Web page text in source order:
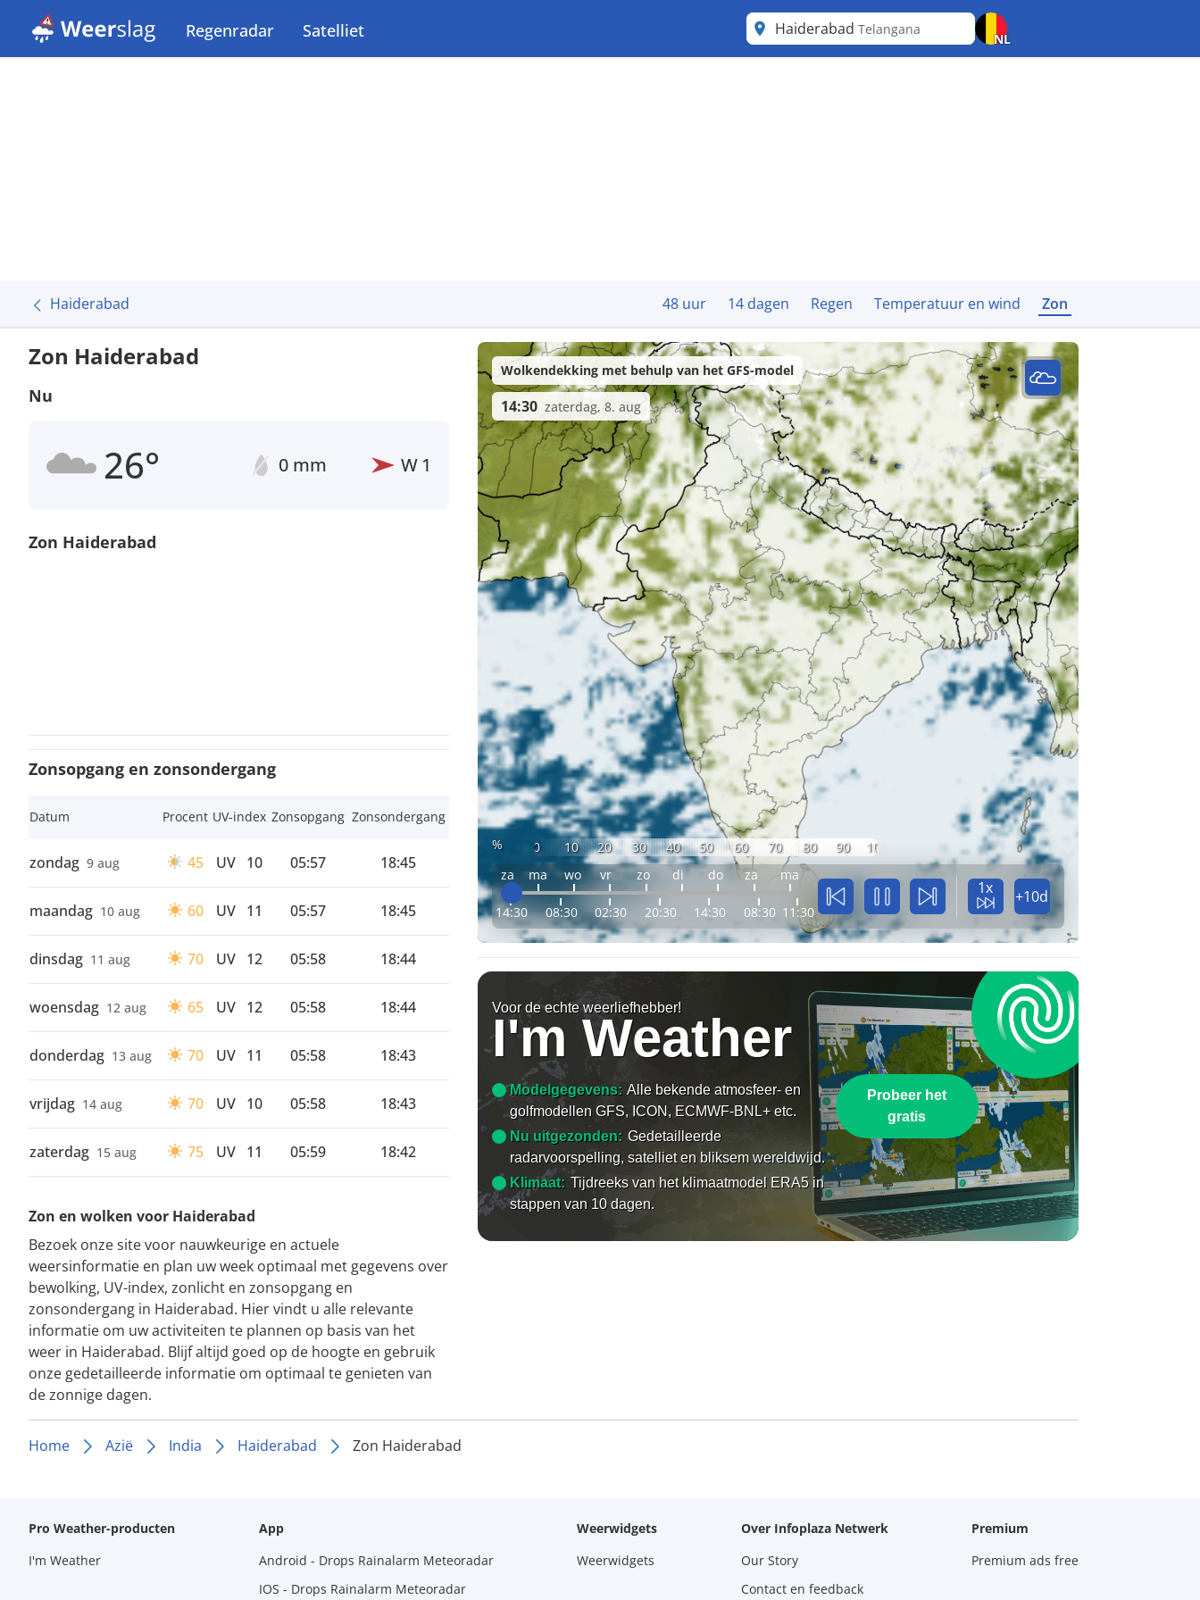
Regenradar Satelliet Haiderabad Telangana
NL
Haiderabad 48 uur 14 dagen Regen Temperatuur en wind Zon
Zon Haiderabad
Nu
26° 0 mm W 1
Zon Haiderabad
Zonsopgang en zonsondergang
Datum Procent UV-index Zonsopgang Zonsondergang
zondag 9 aug 45 UV 10 05:57 18:45
maandag 10 aug 60 UV 11 05:57 18:45
dinsdag 11 aug 70 UV 12 05:58 18:44
woensdag 12 aug 65 UV 12 05:58 18:44
donderdag 13 aug 70 UV 11 05:58 18:43
vrijdag 14 aug 70 UV 10 05:58 18:43
zaterdag 15 aug 75 UV 11 05:59 18:42
Zon en wolken voor Haiderabad
Bezoek onze site voor nauwkeurige en actuele
weersinformatie en plan uw week optimaal met gegevens over
bewolking, UV-index, zonlicht en zonsopgang en
zonsondergang in Haiderabad. Hier vindt u alle relevante
informatie om uw activiteiten te plannen op basis van het
weer in Haiderabad. Blijf altijd goed op de hoogte en gebruik
onze gedetailleerde informatie om optimaal te genieten van
de zonnige dagen.
% 0 10 20 30 40 50 60 70 80 90
100
za
ma wo vr zo di do za ma
14:30 08:30 02:30 20:30 14:30 08:30 11:30
1x +10d
Wolkendekking met behulp van het GFS-model
14:30 zaterdag, 8. aug
Voor de echte weerliefhebber!
I'm Weather
Modelgegevens: Alle bekende atmosfeer- en
golfmodellen GFS, ICON, ECMWF-BNL+ etc.
Nu uitgezonden: Gedetailleerde
radarvoorspelling, satelliet en bliksem wereldwijd.
Klimaat: Tijdreeks van het klimaatmodel ERA5 in
stappen van 10 dagen.
Probeer het
gratis
Home Azië India Haiderabad Zon Haiderabad
Pro Weather-producten
I'm Weather
App
Android - Drops Rainalarm Meteoradar
IOS - Drops Rainalarm Meteoradar
Weerwidgets
Weerwidgets
Over Infoplaza Netwerk
Our Story
Contact en feedback
Premium
Premium ads free